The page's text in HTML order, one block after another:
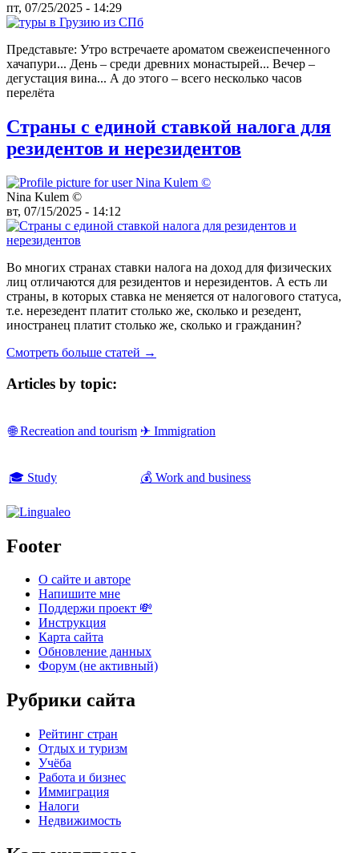
пт, 07/25/2025 - 14:29
Представьте: Утро встречаете ароматом свежеиспеченного
хачапури... День – среди древних монастырей... Вечер –
дегустация вина... А до этого – всего несколько часов
перелёта
Страны с единой ставкой налога для
резидентов и нерезидентов
Nina Kulem ©️
вт, 07/15/2025 - 14:12
Во многих странах ставки налога на доход для физических
лиц отличаются для резидентов и нерезидентов. А есть ли
страны, в которых ставка не меняется от налогового статуса,
т.е. нерезедент платит столько же, сколько и резедент,
иностранец платит столько же, сколько и гражданин?
Смотреть больше статей →
Articles by topic:
🌐 Recreation and tourism ✈ Immigration
🎓 Study 💰 Work and business
Footer
О сайте и авторе
Напишите мне
Поддержи проект 💸
Инструкция
Карта сайта
Обновление данных
Форум (не активный)
Рубрики сайта
Рейтинг стран
Отдых и туризм
Учёба
Работа и бизнес
Иммиграция
Налоги
Недвижимость